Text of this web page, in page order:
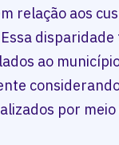
relação aos
ao
por meio